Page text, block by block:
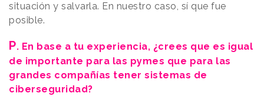
situación y salvarla. En nuestro caso, sí que fue
posible.
P. En base a tu experiencia, ¿crees que es igual
de importante para las pymes que para las
grandes compañías tener sistemas de
ciberseguridad?